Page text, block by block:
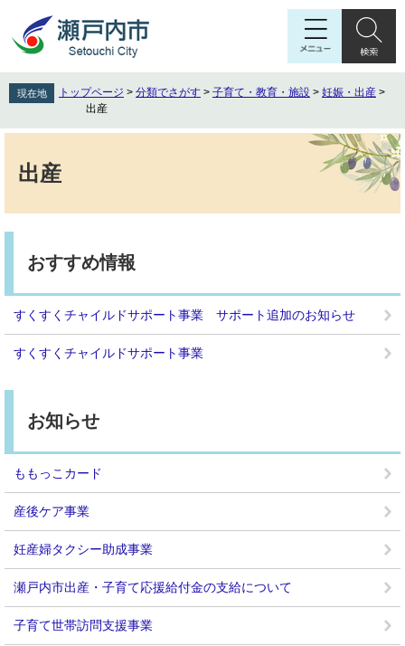
先
頭
を
飛
へ
現在地 トップページ > 分類でさがす > 子育て・教育・施設 > 妊娠・出産 >
出産
出産
おすすめ情報
すくすくチャイルドサポート事業 サポート追加のお知らせ
すくすくチャイルドサポート事業
お知らせ
ももっこカード
産後ケア事業
妊産婦タクシー助成事業
瀬戸内市出産・子育て応援給付金の支給について
子育て世帯訪問支援事業